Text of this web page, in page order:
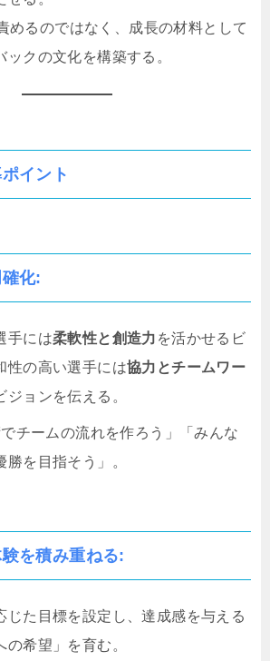
めるのではなく、成長の材料として
ックの文化を構築する。
イント
化:
手には柔軟性と創造力 を活かせるビ
性の高い選手には協力とチームワー
ジョンを伝える。
チームの流れを作ろう」「みんな
勝を目指そう」。
を積み重ねる:
じた目標を設定し、達成感を与える
の希望」を育む。